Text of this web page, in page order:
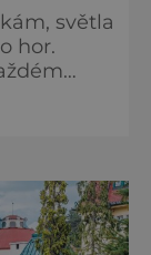
světla
hor.
i
prohlídku